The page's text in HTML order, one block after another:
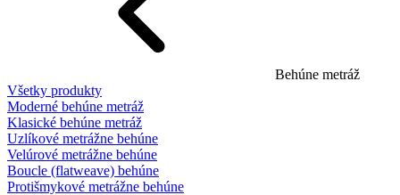
Behúne metráž
Všetky produkty
Moderné behúne metráž
Klasické behúne metráž
Uzlíkové metrážne behúne
Velúrové metrážne behúne
Boucle (flatweave) behúne
Protišmykové metrážne behúne